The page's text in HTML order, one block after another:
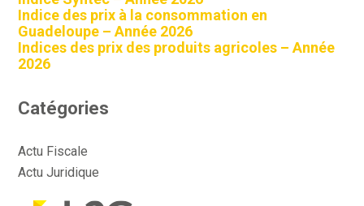
Indice des prix à la consommation en
Guadeloupe – Année 2026
Indices des prix des produits agricoles – Année
2026
Catégories
Actu Fiscale
Actu Juridique